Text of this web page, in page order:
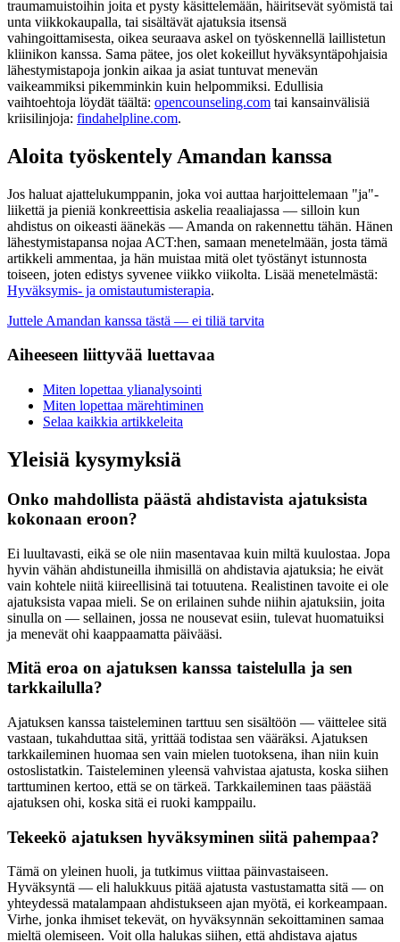
traumamuistoihin joita et pysty käsittelemään, häiritsevät syömistä tai
unta viikkokaupalla, tai sisältävät ajatuksia itsensä
vahingoittamisesta, oikea seuraava askel on työskennellä laillistetun
kliinikon kanssa. Sama pätee, jos olet kokeillut hyväksyntäpohjaisia
lähestymistapoja jonkin aikaa ja asiat tuntuvat menevän
vaikeammiksi pikemminkin kuin helpommiksi. Edullisia
vaihtoehtoja löydät täältä: opencounseling.com tai kansainvälisiä
kriisilinjoja: findahelpline.com.
Aloita työskentely Amandan kanssa
Jos haluat ajattelukumppanin, joka voi auttaa harjoittelemaan "ja"-
liikettä ja pieniä konkreettisia askelia reaaliajassa — silloin kun
ahdistus on oikeasti äänekäs — Amanda on rakennettu tähän. Hänen
lähestymistapansa nojaa ACT:hen, samaan menetelmään, josta tämä
artikkeli ammentaa, ja hän muistaa mitä olet työstänyt istunnosta
toiseen, joten edistys syvenee viikko viikolta. Lisää menetelmästä:
Hyväksymis- ja omistautumisterapia.
Juttele Amandan kanssa tästä — ei tiliä tarvita
Aiheeseen liittyvää luettavaa
Miten lopettaa ylianalysointi
Miten lopettaa märehtiminen
Selaa kaikkia artikkeleita
Yleisiä kysymyksiä
Onko mahdollista päästä ahdistavista ajatuksista
kokonaan eroon?
Ei luultavasti, eikä se ole niin masentavaa kuin miltä kuulostaa. Jopa
hyvin vähän ahdistuneilla ihmisillä on ahdistavia ajatuksia; he eivät
vain kohtele niitä kiireellisinä tai totuutena. Realistinen tavoite ei ole
ajatuksista vapaa mieli. Se on erilainen suhde niihin ajatuksiin, joita
sinulla on — sellainen, jossa ne nousevat esiin, tulevat huomatuiksi
ja menevät ohi kaappaamatta päivääsi.
Mitä eroa on ajatuksen kanssa taistelulla ja sen
tarkkailulla?
Ajatuksen kanssa taisteleminen tarttuu sen sisältöön — väittelee sitä
vastaan, tukahduttaa sitä, yrittää todistaa sen vääräksi. Ajatuksen
tarkkaileminen huomaa sen vain mielen tuotoksena, ihan niin kuin
ostoslistatkin. Taisteleminen yleensä vahvistaa ajatusta, koska siihen
tarttuminen kertoo, että se on tärkeä. Tarkkaileminen taas päästää
ajatuksen ohi, koska sitä ei ruoki kamppailu.
Tekeekö ajatuksen hyväksyminen siitä pahempaa?
Tämä on yleinen huoli, ja tutkimus viittaa päinvastaiseen.
Hyväksyntä — eli halukkuus pitää ajatusta vastustamatta sitä — on
yhteydessä matalampaan ahdistukseen ajan myötä, ei korkeampaan.
Virhe, jonka ihmiset tekevät, on hyväksynnän sekoittaminen samaa
mieltä olemiseen. Voit olla halukas siihen, että ahdistava ajatus